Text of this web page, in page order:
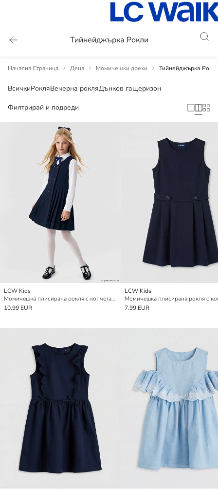
Тийнейджърка Рокли
Начална Страница Деца Момичешки дрехи Тийнейджърка
ВсичкиРокляВечерна рокляДънков гащеризон
Филтрирай и подреди
LCW Kids
Момичешка плисирана рокля с копчета и детайли
10.99 EUR
LCW Kids
Момичешка плисирана рокля с
7.99 EUR